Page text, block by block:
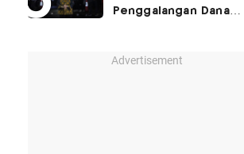
Penggalangan Dana
Advertisement